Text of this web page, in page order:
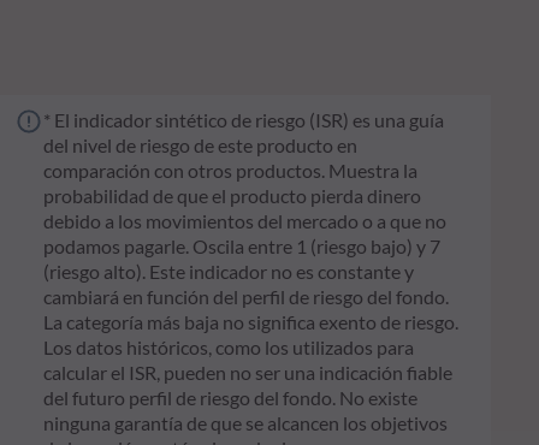
* El indicador sintético de riesgo (ISR) es una guía
del nivel de riesgo de este producto en
comparación con otros productos. Muestra la
probabilidad de que el producto pierda dinero
debido a los movimientos del mercado o a que no
podamos pagarle. Oscila entre 1 (riesgo bajo) y 7
(riesgo alto). Este indicador no es constante y
cambiará en función del perfil de riesgo del fondo.
La categoría más baja no significa exento de riesgo.
Los datos históricos, como los utilizados para
calcular el ISR, pueden no ser una indicación fiable
del futuro perfil de riesgo del fondo. No existe
ninguna garantía de que se alcancen los objetivos